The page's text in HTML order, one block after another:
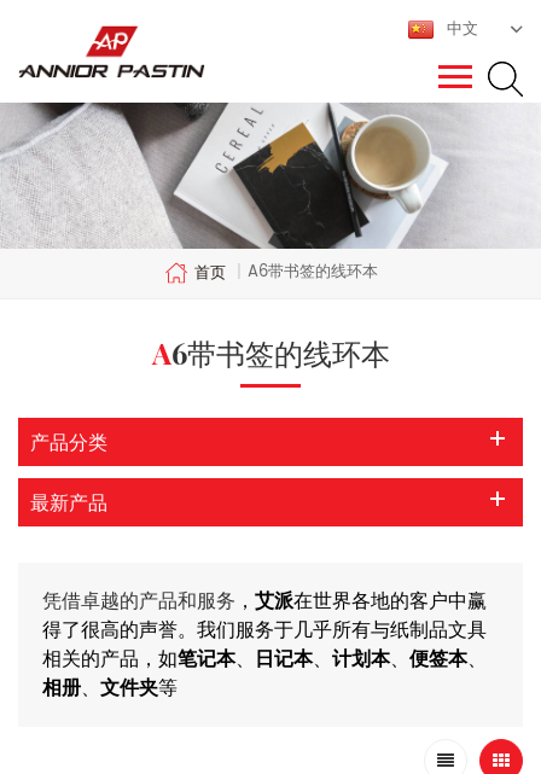
中文
首页 | A6带书签的线环本
A6带书签的线环本
产品分类
最新产品
凭借卓越的产品和服务 ， 艾派在世界各地的客户中赢
得了很高的声誉。我们服务于几乎所有与纸制品文具
相关的产品，如笔记本、 日记本、 计划本、 便签本、
相册
文件夹等